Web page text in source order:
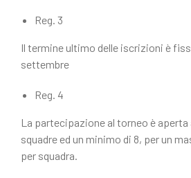
Reg. 3
Il termine ultimo delle iscrizioni è
settembre
Reg. 4
La partecipazione al torneo è aperta
squadre ed un minimo di 8, per un
per squadra.